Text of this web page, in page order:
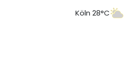
Köln 28°C